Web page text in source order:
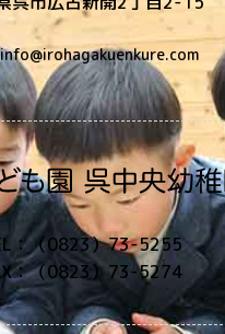
info@irohagakuenkure.com
：（0823）73-5255
：（0823）73-5274